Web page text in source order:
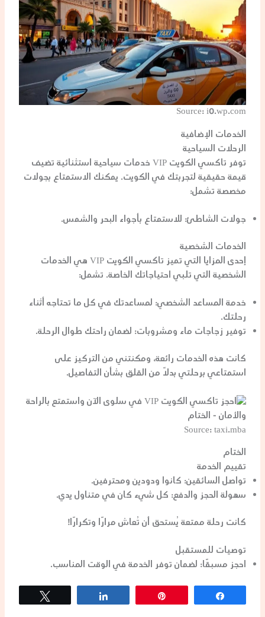
Source: i0.wp.com
الخدمات الإضافية
الرحلات السياحية
توفر تاكسي الكويت VIP خدمات سياحية استثنائية تضيف
قيمة حقيقية لتجربتك في الكويت. يمكنك الاستمتاع بجولات
مخصصة تشمل:
جولات الشاطئ: للاستمتاع بأجواء البحر والشمس.
الخدمات الشخصية
إحدى المزايا التي تميز تاكسي الكويت VIP هي الخدمات
الشخصية التي تلبي احتياجاتك الخاصة. تشمل:
خدمة المساعد الشخصي: لمساعدتك في كل ما تحتاجه أثناء
رحلتك.
توفير زجاجات ماء ومشروبات: لضمان راحتك طوال الرحلة.
كانت هذه الخدمات رائعة، ومكنتني من التركيز على
استمتاعي برحلتي بدلًا من القلق بشأن التفاصيل.
Source: taxi.mba
الختام
تقييم الخدمة
تواصل السائقين: كانوا ودودين ومحترفين.
سهولة الحجز والدفع: كل شيء كان في متناول يدي.
كانت رحلة ممتعة يُستحق أن تُعاش مرارًا وتكرارًا!
توصيات للمستقبل
احجز مسبقًا: لضمان توفر الخدمة في الوقت المناسب.